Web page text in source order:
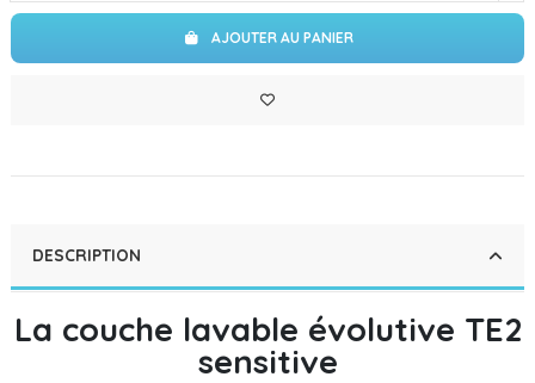
AJOUTER AU PANIER
DESCRIPTION
La couche lavable évolutive TE2
sensitive